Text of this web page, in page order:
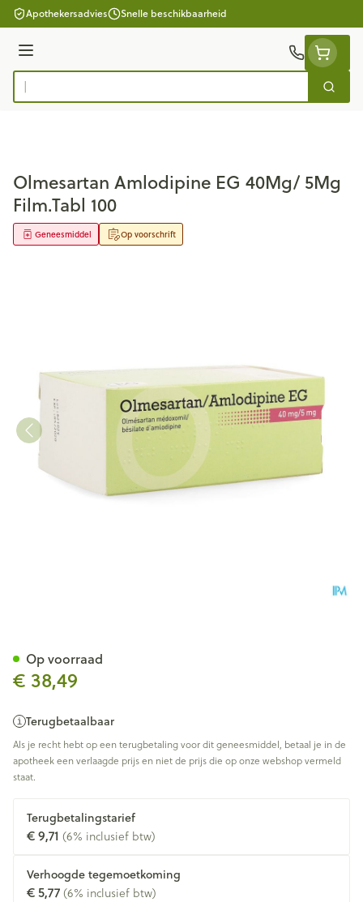
Ga naar de inhoud
Apothekersadvies Snelle beschikbaarheid
Menu
Product, merk, categorie... Zoek
Olmesartan Amlodipine EG 40Mg/ 5Mg
Film.Tabl 100
Op voorschrift
Geneesmiddel
€ 38,49
Terugbetaalbaar
Als je recht hebt op een terugbetaling voor dit geneesmiddel, betaal je in de
apotheek een verlaagde prijs en niet de prijs die op onze webshop vermeld
staat.
Terugbetalingstarief
€ 9,71 (6% inclusief btw)
Verhoogde tegemoetkoming
€ 5,77 (6% inclusief btw)
Op voorraad